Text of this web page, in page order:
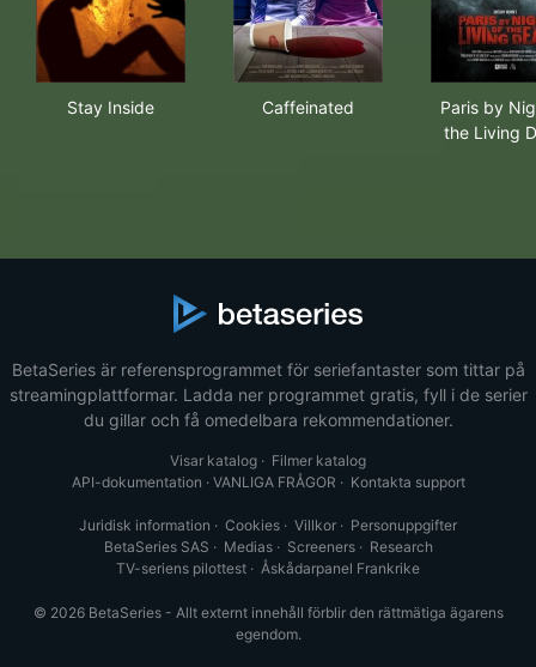
Stay Inside Caffeinated
Paris by
the Living
BetaSeries är referensprogrammet för seriefantaster som tittar på
streamingplattformar. Ladda ner programmet gratis, fyll i de serier
du gillar och få omedelbara rekommendationer.
Visar katalog · Filmer katalog
API-dokumentation · VANLIGA FRÅGOR · Kontakta support
Juridisk information · Cookies · Villkor · Personuppgifter
BetaSeries SAS · Medias· Screeners· Research
TV-seriens pilottest · Åskådarpanel Frankrike
© 2026 BetaSeries - Allt externt innehåll förblir den rättmätiga ägarens
egendom.